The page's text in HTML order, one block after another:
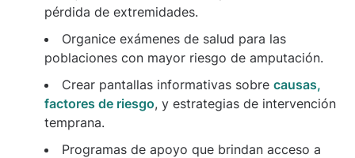
pérdida de extremidades.
Organice exámenes de salud para las
poblaciones con mayor riesgo de amputación.
Crear pantallas informativas sobre causas,
factores de riesgo, y estrategias de intervención
temprana.
Programas de apoyo que brindan acceso a